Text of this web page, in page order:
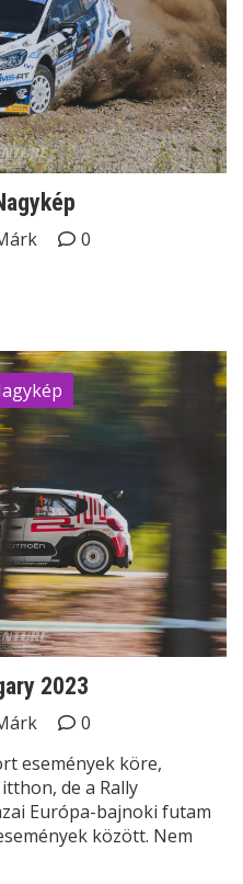
0
2023
0
események köre,
de a Rally
Európa-bajnoki futam
között. Nem